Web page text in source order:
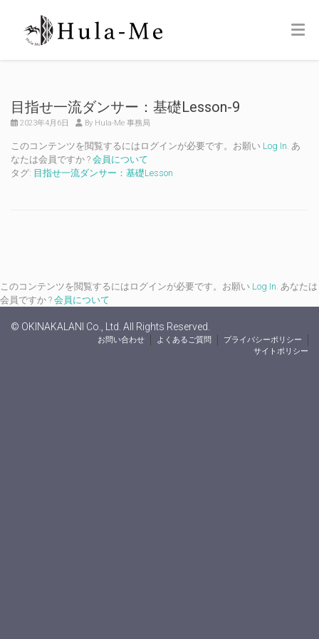
目指せ一流ダンサー：基礎Lesson-9
2023年4月6日 By Hula-Me 事務局
このコンテンツを閲覧するにはログインが必要です。お願い Log In. あ
なたは会員ですか ? 会員について
タグ: 目指せ一流ダンサー：基礎Lesson
このコンテンツを閲覧するにはログインが必要です。お願い Log In. あなたは
会員ですか ? 会員について
© OKINAKALANI Co., Ltd. All Rights Reserved.
お問い合わせ よくあるご質問
プライバシーポリシー
サイトポリシー